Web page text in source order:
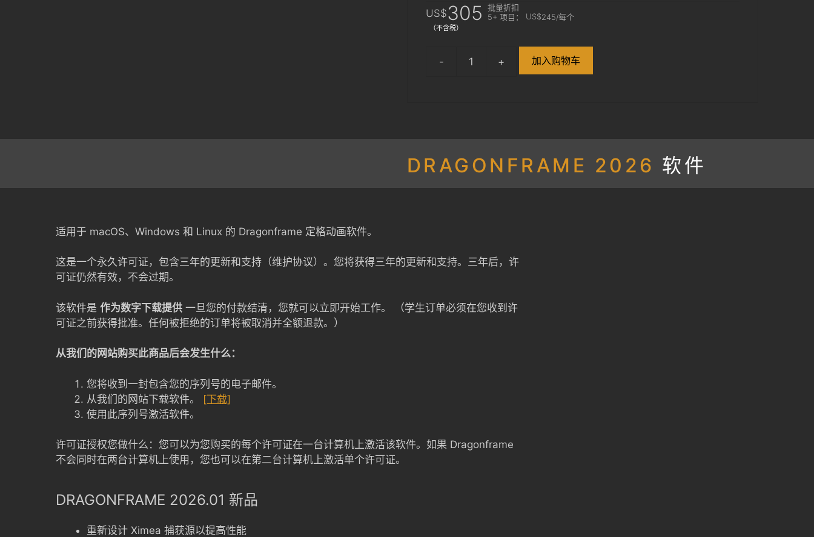
原
为：
US$305 目
价
US$305。
批量折扣
5+ 项目： US$245/每个
（不含税）
Dragonframe
数
量
加入购物车
DRAGONFRAME 2026 软件
适用于 macOS、Windows 和 Linux 的 Dragonframe 定格动画软件。
这是一个永久许可证，包含三年的更新和支持（维护协议）。您将获得三年的更新和支持。三年后，许
可证仍然有效，不会过期。
该软件是 作为数字下载提供 一旦您的付款结清，您就可以立即开始工作。 （学生订单必须在您收到许
可证之前获得批准。任何被拒绝的订单将被取消并全额退款。）
从我们的网站购买此商品后会发生什么：
您将收到一封包含您的序列号的电子邮件。
从我们的网站下载软件。 [下载]
使用此序列号激活软件。
许可证授权您做什么：您可以为您购买的每个许可证在一台计算机上激活该软件。如果 Dragonframe
不会同时在两台计算机上使用，您也可以在第二台计算机上激活单个许可证。
DRAGONFRAME 2026.01 新品
重新设计 Ximea 捕获源以提高性能